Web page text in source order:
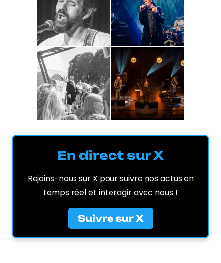
En direct sur X
Rejoins-nous sur X pour suivre nos actus en
temps réel et interagir avec nous !
Suivre sur X